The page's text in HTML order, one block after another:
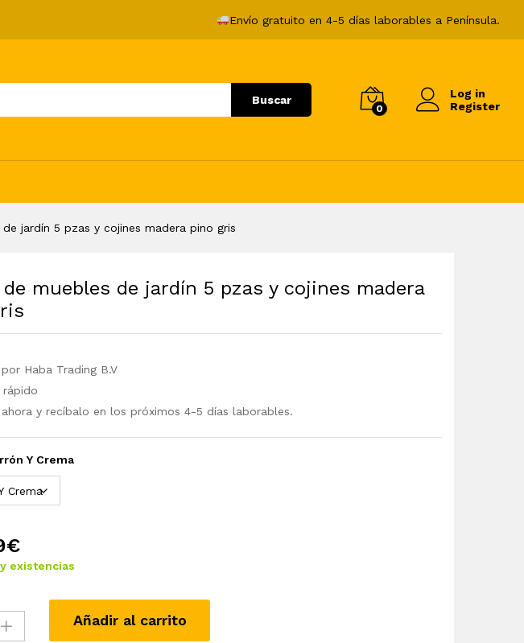
Envío gratuito en 4-5 días laborables a Península.
Buscar
0
Log in
Register
jardín 5 pzas y cojines madera pino gris
muebles de jardín 5 pzas y cojines madera
Haba Trading B.V
ahora y recíbalo en los próximos 4-5 días laborables.
Y Crema
€
existencias
Añadir al carrito
358,99€ Añadir al carrito